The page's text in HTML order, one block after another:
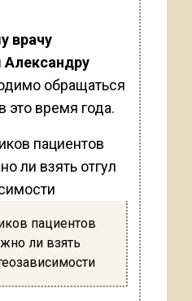
врачу
обращаться
это время года.
пациентов
ли взять